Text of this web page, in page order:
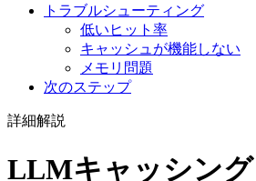
トラブルシューティング
低いヒット率
キャッシュが機能しない
メモリ問題
次のステップ
詳細解説
LLMキャッシング